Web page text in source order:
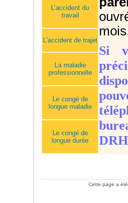
Si
L’accident du
travail
L'accident de trajet
La maladie
professionnelle
Le congé de
longue maladie
Le congé de
longue durée
Cette page a